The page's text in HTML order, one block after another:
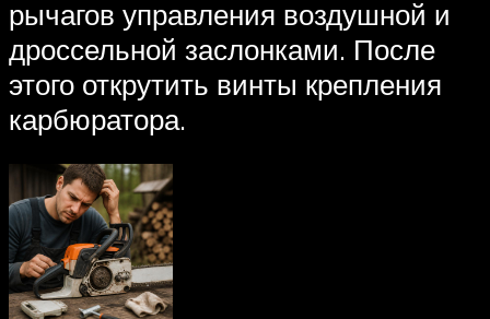
рычагов управления воздушной и
дроссельной заслонками. После
этого открутить винты крепления
карбюратора.